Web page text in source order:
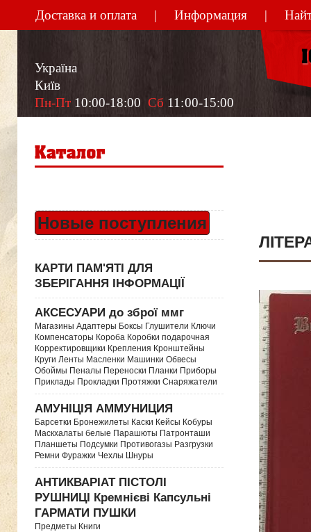
Доставка и оплата Информация
Україна
Київ
Пн-Пт 10:00-18:00 Сб 11:00-15:00
Новые поступления
КАРТИ ПАМ'ЯТІ ДЛЯ
ЗБЕРІГАННЯ ІНФОРМАЦІЇ
АКСЕСУАРИ до зброї ммг
Магазины Адаптеры Боксы Глушители Ключи
Компенсаторы Короба Коробки подарочная
Корректировщики Крепления Кронштейны
Круги Ленты Масленки Машинки Обвесы
Обоймы Пеналы Переноски Планки Приборы
Приклады Прокладки Протяжки Снаряжатели
АМУНІЦІЯ АММУНИЦИЯ
Барсетки Бронежилеты Каски Кейсы Кобуры
Маскхалаты белые Парашюты Патронташи
Планшеты Подсумки Противогазы Разгрузки
Ремни Фуражки Чехлы Шнуры
АНТИКВАРІАТ ПІСТОЛІ
РУШНИЦІ Кремнієві Капсульні
ГАРМАТИ ПУШКИ
Предметы Книги